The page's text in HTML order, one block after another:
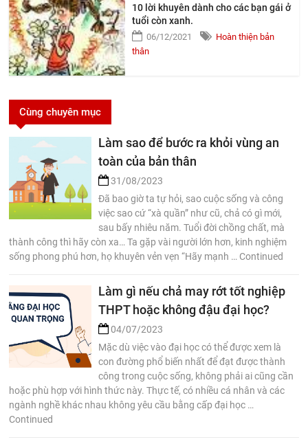
10 lời khuyên dành cho các bạn gái ở
tuổi còn xanh.
06/12/2021
Hoàn thiện bản
thân
Cùng chuyên mục
Làm sao để bước ra khỏi vùng an
toàn của bản thân
31/08/2023
Đã bao giờ ta tự hỏi, sao cuộc sống và công
việc sao cứ “xà quần” như cũ, chả có gì mới,
sau bấy nhiêu năm. Tuổi đời chồng chất, mà
thành công thì hãy còn xa… Ta gặp vài người lớn hơn, kinh nghiệm
sống phong phú hơn, họ khuyên vẻn vẹn “Hãy mạnh … Continued
Làm gì nếu chả may rớt tốt nghiệp
THPT hoặc không đậu đại học?
04/07/2023
Mặc dù việc vào đại học có thể được xem là
con đường phổ biến nhất để đạt được thành
công trong cuộc sống, không phải ai cũng cần
hoặc phù hợp với hình thức này. Thực tế, có nhiều cá nhân và các
ngành nghề khác nhau không yêu cầu bằng cấp đại học …
Continued